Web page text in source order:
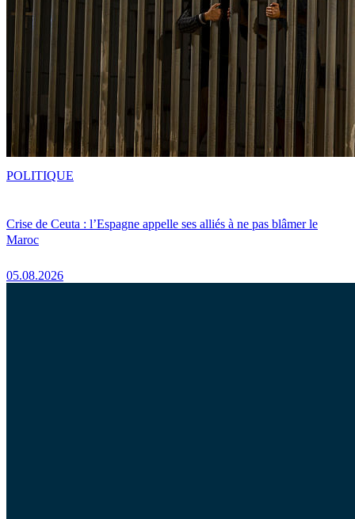
Crise de Ceuta : l’Espagne appelle ses alliés à ne pas blâmer le
Maroc
05.08.2026
POLITIQUE